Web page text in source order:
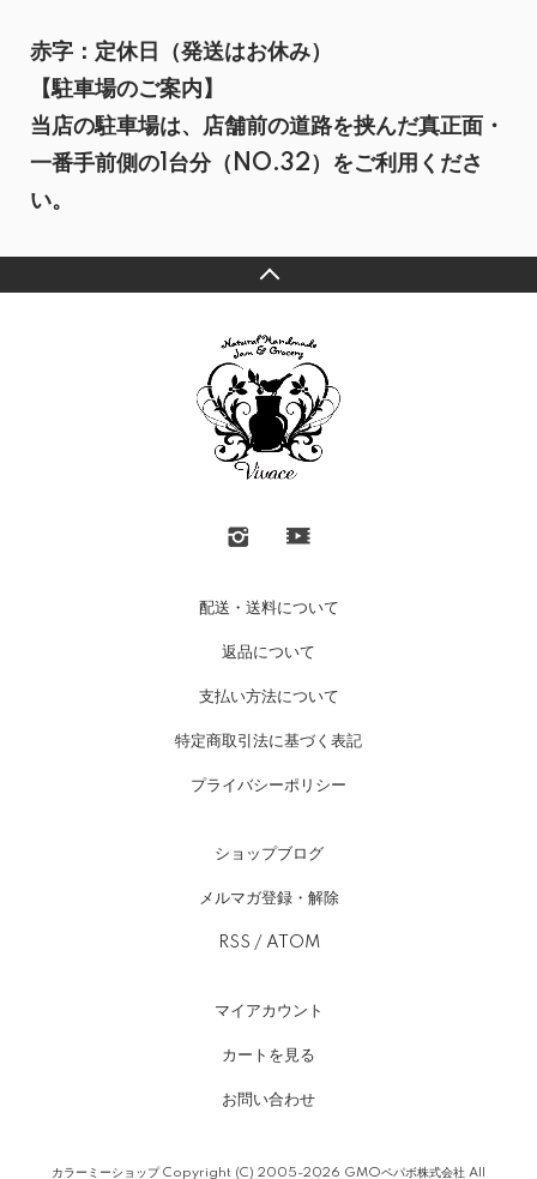
赤字：定休日（発送はお休み）
【駐車場のご案内】
当店の駐車場は、店舗前の道路を挟んだ真正面・
一番手前側の1台分（NO.32）をご利用くださ
い。
配送・送料について
返品について
支払い方法について
特定商取引法に基づく表記
プライバシーポリシー
ショップブログ
メルマガ登録・解除
RSS / ATOM
マイアカウント
カートを見る
お問い合わせ
カラーミーショップCopyright (C) 2005-2026 GMOペパボ株式会社 All